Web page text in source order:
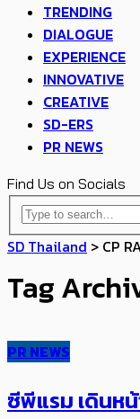
TRENDING
DIALOGUE
EXPERIENCE
INNOVATIVE
CREATIVE
SD-ERS
PR NEWS
Find Us on Socials
SD Thailand > CP
Tag
PR NEWS
ซีพีแรม เดินห